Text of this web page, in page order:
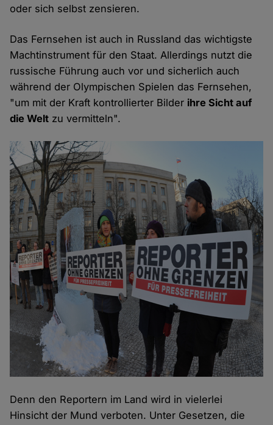
oder sich selbst zensieren.
Das Fernsehen ist auch in Russland das wichtigste
Machtinstrument für den Staat. Allerdings nutzt die
russische Führung auch vor und sicherlich auch
während der Olympischen Spielen das Fernsehen,
"um mit der Kraft kontrollierter Bilder ihre Sicht auf
die Welt zu vermitteln".
Denn den Reportern im Land wird in vielerlei
Hinsicht der Mund verboten. Unter Gesetzen, die